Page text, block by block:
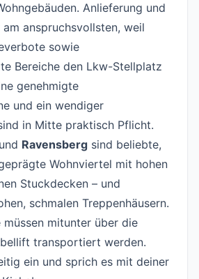
Anlieferung und
anspruchsvollsten, weil
sowie
Bereiche den Lkw-Stellplatz
genehmigte
und ein wendiger
in Mitte praktisch Pflicht.
und Ravensberg sind beliebte,
Wohnviertel mit hohen
Stuckdecken – und
schmalen Treppenhäusern.
müssen mitunter über die
transportiert werden.
ein und sprich es mit deiner